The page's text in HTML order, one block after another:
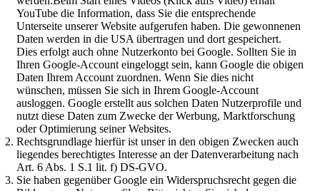
YouTube die Information, dass Sie die entsprechende
Unterseite unserer Website aufgerufen haben. Die gewonnenen
Daten werden in die USA übertragen und dort gespeichert.
Dies erfolgt auch ohne Nutzerkonto bei Google. Sollten Sie in
Ihren Google-Account eingeloggt sein, kann Google die obigen
Daten Ihrem Account zuordnen. Wenn Sie dies nicht
wünschen, müssen Sie sich in Ihrem Google-Account
ausloggen. Google erstellt aus solchen Daten Nutzerprofile und
nutzt diese Daten zum Zwecke der Werbung, Marktforschung
oder Optimierung seiner Websites.
Rechtsgrundlage hierfür ist unser in den obigen Zwecken auch
liegendes berechtigtes Interesse an der Datenverarbeitung nach
Art. 6 Abs. 1 S.1 lit. f) DS-GVO.
Sie haben gegenüber Google ein Widerspruchsrecht gegen die